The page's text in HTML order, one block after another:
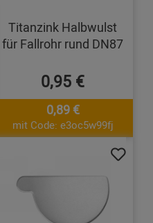
Titanzink Halbwulst
für Fallrohr rund DN87
0,95 €
0,89 €
mit Code: e3oc5w99fj